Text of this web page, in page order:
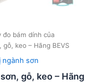
đo bám dính của
keo – Hãng BEVS
ngành sơn
gỗ, keo – Hãng